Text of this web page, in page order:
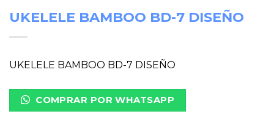
UKELELE BAMBOO BD-7 DISEÑO
UKELELE BAMBOO BD-7 DISEÑO
COMPRAR POR WHATSAPP